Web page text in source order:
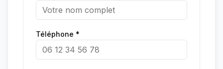
Téléphone *